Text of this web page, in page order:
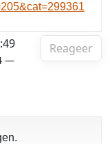
Reageer
—